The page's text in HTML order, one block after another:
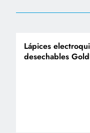
Lápices
desechables